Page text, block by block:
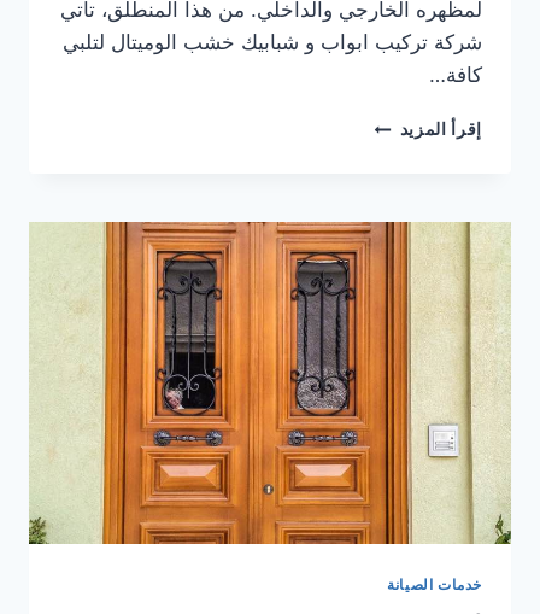
لمظهره الخارجي والداخلي. من هذا المنطلق، تأتي
شركة تركيب ابواب و شبابيك خشب الوميتال لتلبي
كافة…
إقرأ المزيد نصائح
ابواب
شبابيك
خشب
الوميتال
خدمات الصيانة